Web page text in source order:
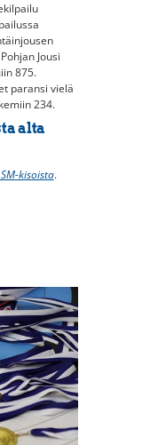
Jousi
875.
paransi vielä
234.
alta
kisoista.